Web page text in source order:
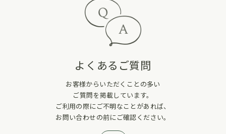
よくあるご質問
お客様からいただくことの多い
ご質問を掲載しています。
ご利用の際にご不明なことがあれば、
お問い合わせの前にご確認ください。